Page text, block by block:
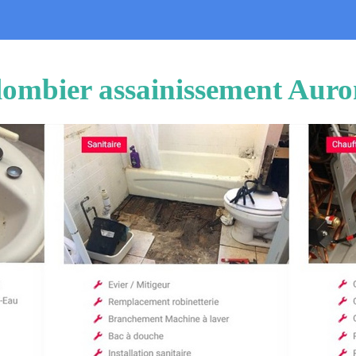
assainissement